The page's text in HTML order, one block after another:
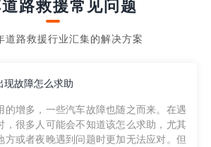
路救援常见问题
道路救援行业汇集的解决方案
现故障怎么求助
的增多，一些汽车故障也随之而来。在遇
，很多人可能会不知道该怎么求助，尤其
方或者夜晚遇到问题时更加无法应对。但